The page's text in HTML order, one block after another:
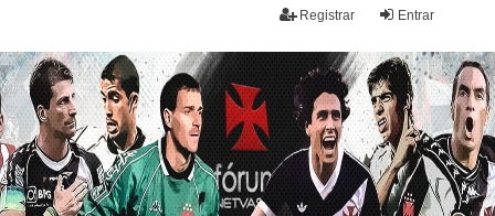
Entrar
Registrar